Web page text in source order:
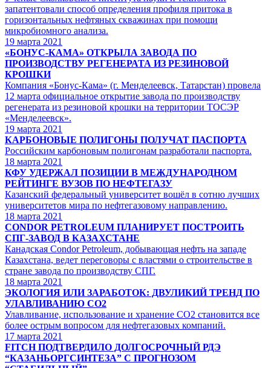
запатентовали способ определения профиля притока в
горизонтальных нефтяных скважинах при помощи
микробиомного анализа.
19 марта 2021
«БОНУС-КАМА» ОТКРЫЛА ЗАВОДА ПО
ПРОИЗВОДСТВУ РЕГЕНЕРАТА ИЗ РЕЗИНОВОЙ
КРОШКИ
Компания «Бонус-Кама» (г. Менделеевск, Татарстан) провела
12 марта официальное открытие завода по производству
регенерата из резиновой крошки на территории ТОСЭР
«Менделеевск».
19 марта 2021
КАРБОНОВЫЕ ПОЛИГОНЫ ПОЛУЧАТ ПАСПОРТА
Российским карбоновым полигонам разработали паспорта.
18 марта 2021
КФУ УДЕРЖАЛ ПОЗИЦИИ В МЕЖДУНАРОДНОМ
РЕЙТИНГЕ ВУЗОВ ПО НЕФТЕГАЗУ
Казанский федеральный университет вошёл в сотню лучших
университетов мира по нефтегазовому направлению.
18 марта 2021
CONDOR PETROLEUM ПЛАНИРУЕТ ПОСТРОИТЬ
СПГ-ЗАВОД В КАЗАХСТАНЕ
Канадская Condor Petroleum, добывающая нефть на западе
Казахстана, ведет переговоры с властями о строительстве в
стране завода по производству СПГ.
18 марта 2021
ЭКОЛОГИЯ ИЛИ ЗАРАБОТОК: ДВУЛИКИЙ ТРЕНД ПО
УЛАВЛИВАНИЮ СО2
Улавливание, использование и хранение СО2 становится все
более острым вопросом для нефтегазовых компаний.
17 марта 2021
FITCH ПОДТВЕРДИЛО ДОЛГОСРОЧНЫЙ РДЭ
“КАЗАНЬОРГСИНТЕЗА” С ПРОГНОЗОМ